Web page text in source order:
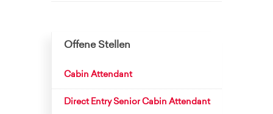
Offene Stellen
Cabin Attendant
Direct Entry Senior Cabin Attendant